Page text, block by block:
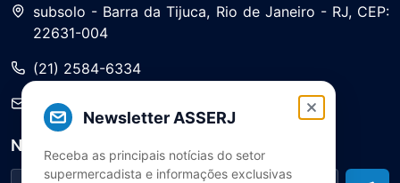
Newsletter ASSERJ
Receba as principais notícias do setor
supermercadista e informações exclusivas
subsolo - Barra da Tijuca, Rio de Janeiro - RJ, CEP:
22631-004
(21) 2584-6334
saa@asserj.com.br
Newsletter